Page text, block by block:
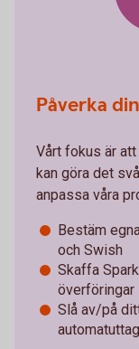
Påverka
Vårt fokus är
kan göra det
anpassa våra
Bestäm
och Swish
Skaffa
överföringar
Slå av/på
automatuttag